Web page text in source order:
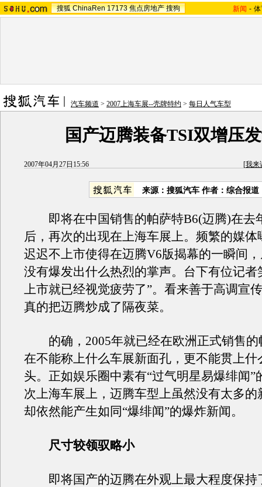
搜狐 ChinaRen 17173 焦点房地产 搜狗 新闻 -
汽车频道 > 2007上海车展--壳牌特约 > 每日人气车型
国产迈腾装备TSI双增压
2007年04月27日15:56 [我来
来源：搜狐汽车 作者：综合报道
即将在中国销售的帕萨特B6(迈腾)在去
后，再次的出现在上海车展上。频繁的媒体
迟迟不上市使得在迈腾V6版揭幕的一瞬间
没有爆发出什么热烈的掌声。台下有位记者
上市就已经视觉疲劳了”。看来善于高调宣
真的把迈腾炒成了隔夜菜。
的确，2005年就已经在欧洲正式销售的
在不能称上什么车展新面孔，更不能贯上什
头。正如娱乐圈中素有“过气明星易爆绯闻”
次上海车展上，迈腾车型上虽然没有太多的
却依然能产生如同“爆绯闻”的爆炸新闻。
尺寸较领驭略小
即将国产的迈腾在外观上最大程度保持